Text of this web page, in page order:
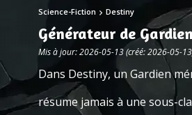
Science-Fiction Destiny
Générateur de
Mis à jour: 2026-05-13 (créé: 2026-05-
Dans Destiny, un Gardien
résume jamais à une sous-